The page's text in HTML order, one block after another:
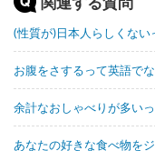
(性質が)日本人らしくな
お腹をさするって英語で
余計なおしゃべりが多い
あなたの好きな食べ物を